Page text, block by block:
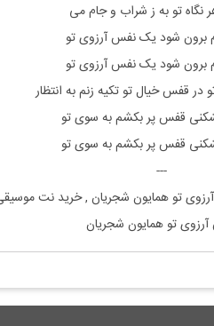
تو به ز شراب و جام می
برون شود یک نفس آرزوی تو
برون شود یک نفس آرزوی تو
قفس خیال تو تکیه زنم به انتظار
قفس پر بکشم به سوی تو
قفس پر بکشم به سوی تو
---
تو همایون شجریان , خرید نت
تو همایون شجریان